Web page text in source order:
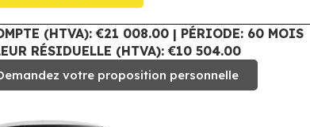
(HTVA): €21 008.00 | PÉRIODE: 60 MOIS
RÉSIDUELLE (HTVA): €10 504.00
votre proposition personnelle